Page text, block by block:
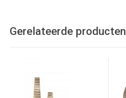
Gerelateerde producten